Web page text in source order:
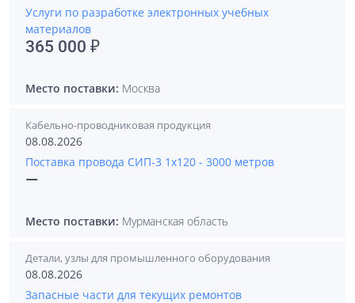
Услуги по разработке электронных учебных
материалов
365 000 ₽
Место поставки: Москва
Кабельно-проводниковая продукция
08.08.2026
Поставка провода СИП-3 1х120 - 3000 метров
—
Место поставки: Мурманская область
Детали, узлы для промышленного оборудования
08.08.2026
Запасные части для текущих ремонтов